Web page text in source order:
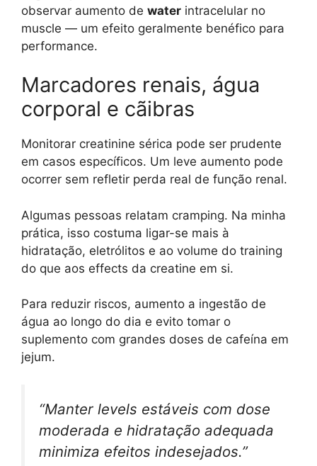
observar aumento de water intracelular no
muscle — um efeito geralmente benéfico para
performance.
Marcadores renais, água
corporal e cãibras
Monitorar creatinine sérica pode ser prudente
em casos específicos. Um leve aumento pode
ocorrer sem refletir perda real de função renal.
Algumas pessoas relatam cramping. Na minha
prática, isso costuma ligar-se mais à
hidratação, eletrólitos e ao volume do training
do que aos effects da creatine em si.
Para reduzir riscos, aumento a ingestão de
água ao longo do dia e evito tomar o
suplemento com grandes doses de cafeína em
jejum.
“Manter levels estáveis com dose
moderada e hidratação adequada
minimiza efeitos indesejados.”